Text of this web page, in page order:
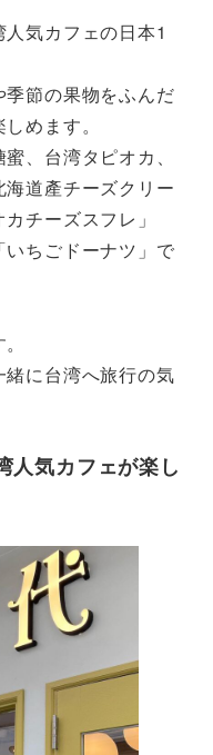
気カフェの日本1
節の果物をふんだ
めます。
、台湾タピオカ、
道產チーズクリー
チーズスフレ」
ちごドーナツ」で
に台湾へ旅行の気
人気カフェが楽し